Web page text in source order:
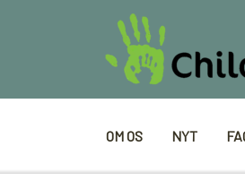
OM OS NYT